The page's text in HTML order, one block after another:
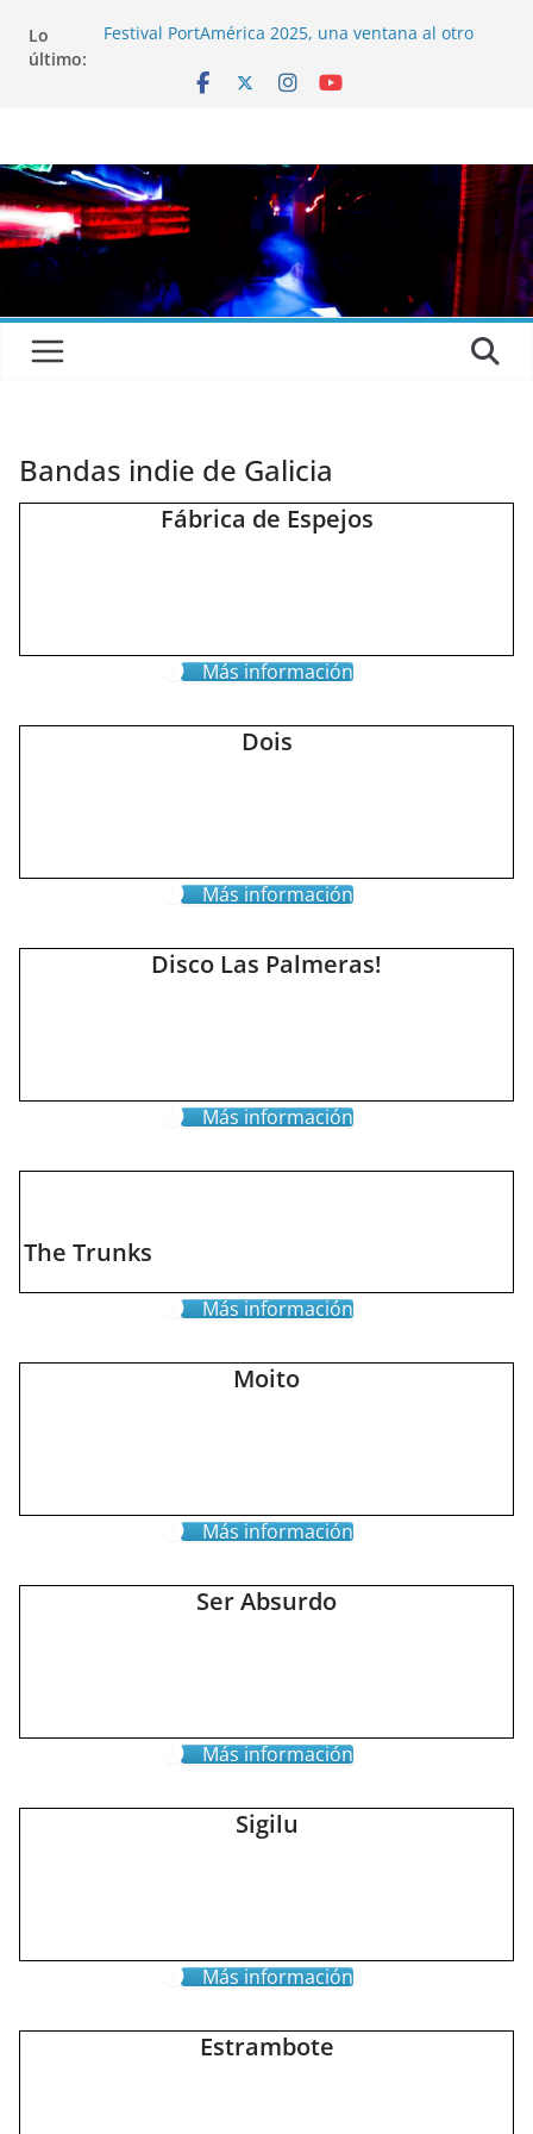
Lo
último:
Festival PortAmérica 2025, una ventana al otro
El Atlantic Fest 2025 propone un menú musical
Entrevista a RUMIA
Entrevista a mariagrep
Bandas indie de Galicia
Fábrica de Espejos
Más información
Dois
Más información
Disco Las Palmeras!
Más información
The Trunks
Más información
Moito
Más información
Ser Absurdo
Más información
Sigilu
Más información
Estrambote